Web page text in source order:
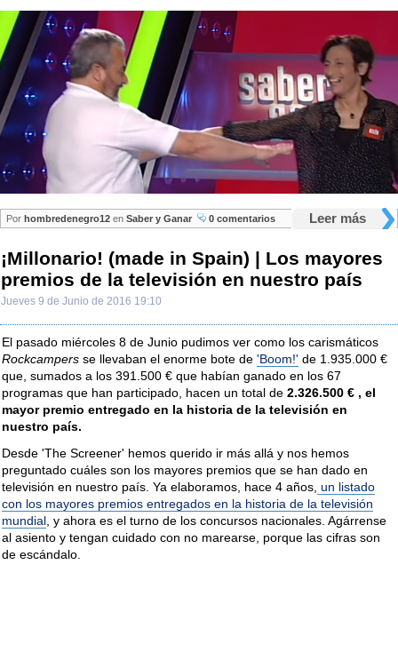
Leer más
Por hombredenegro12 en Saber y Ganar 0 comentarios
¡Millonario! (made in Spain) | Los mayores
premios de la televisión en nuestro país
Jueves 9 de Junio de 2016 19:10
El pasado miércoles 8 de Junio pudimos ver como los carismáticos
Rockcampers se llevaban el enorme bote de 'Boom!' de 1.935.000 €
que, sumados a los 391.500 € que habían ganado en los 67
programas que han participado, hacen un total de 2.326.500 € , el
mayor premio entregado en la historia de la televisión en
nuestro país.
Desde 'The Screener' hemos querido ir más allá y nos hemos
preguntado cuáles son los mayores premios que se han dado en
televisión en nuestro país. Ya elaboramos, hace 4 años, un listado
con los mayores premios entregados en la historia de la televisión
mundial , y ahora es el turno de los concursos nacionales. Agárrense
al asiento y tengan cuidado con no marearse, porque las cifras son
de escándalo.